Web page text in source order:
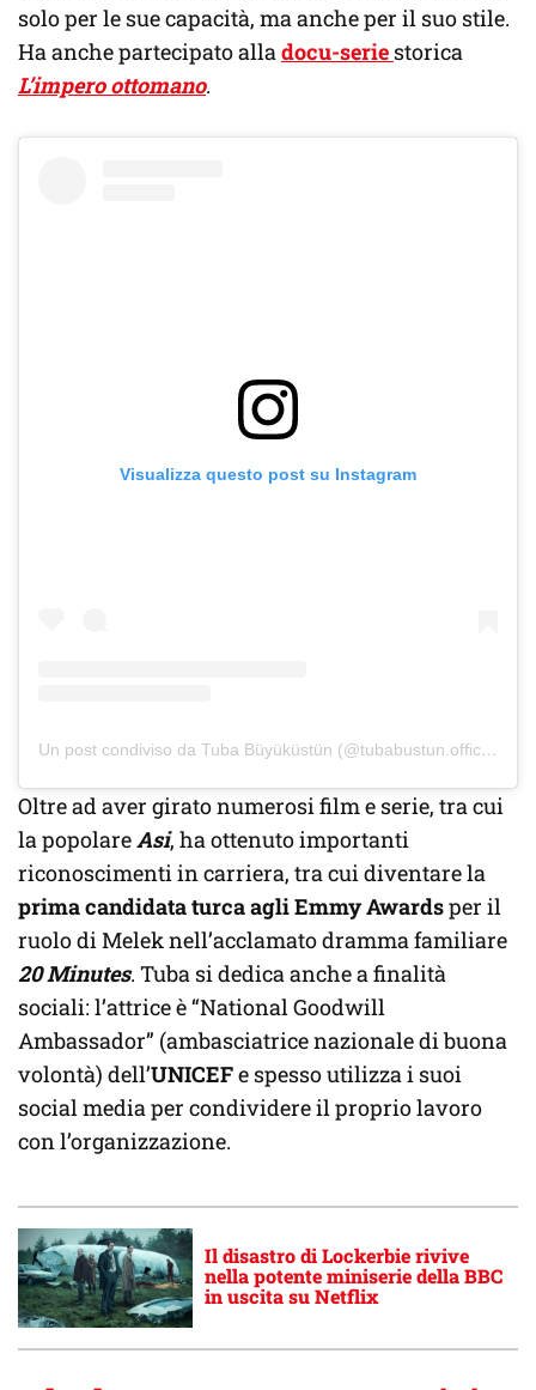
solo per le sue capacità, ma anche per il suo stile.
Ha anche partecipato alladocu-serie storica
L’impero ottomano.
Visualizza questo post su Instagram
Un post condiviso da Tuba Büyüküstün (@tubabustun.official)
Oltre ad aver girato numerosi film e serie, tra cui
la popolareAsi, ha ottenuto importanti
riconoscimenti in carriera, tra cui diventare la
prima candidata turca agli Emmy Awardsper il
ruolo di Melek nell’acclamato dramma familiare
20 Minutes. Tuba si dedica anche a finalità
sociali: l’attrice è “National Goodwill
Ambassador” (ambasciatrice nazionale di buona
volontà) dell’UNICEFe spesso utilizza i suoi
social media per condividere il proprio lavoro
con l’organizzazione.
Il disastro di Lockerbie rivive
nella potente miniserie della BBC
in uscita su Netflix